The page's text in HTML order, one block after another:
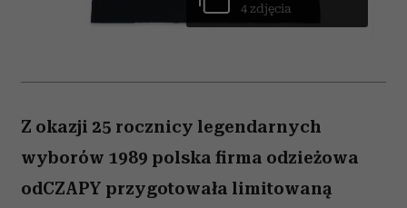
4 zdjęcia
Z okazji 25 rocznicy legendarnych
wyborów 1989 polska firma odzieżowa
odCZAPY przygotowała limitowaną